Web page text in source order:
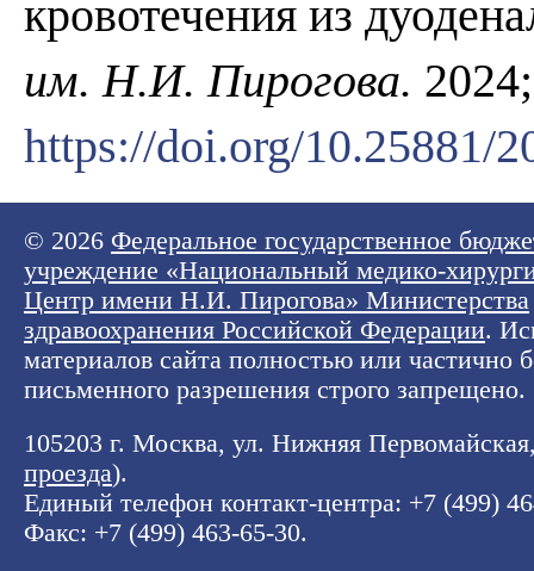
кровотечения из
им. Н.И. Пирогова.
https://doi.org/10.25881/
© 2026 Федеральное государственное
учреждение «Национальный медико-
Центр имени Н.И. Пирогова» Министерства
здравоохранения Российской Федерации.
материалов сайта полностью или частично
письменного разрешения строго запрещено.
105203 г. Москва, ул. Нижняя
проезда).
Единый телефон контакт-центра: +7 (499)
Факс: +7 (499) 463-65-30.